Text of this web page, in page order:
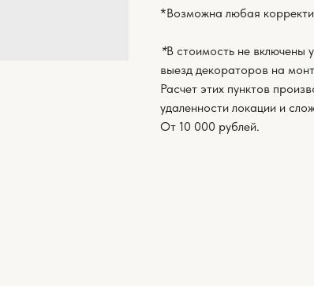
*Возможна любая
*В стоимость не включены
выезд декораторов на
Расчет этих пунктов
удаленности локации и
От 10 000 рублей.